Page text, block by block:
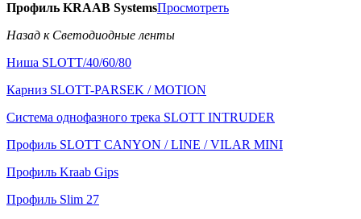
Профиль KRAAB SystemsПросмотреть
Назад к Светодиодные ленты
Ниша SLOTT/40/60/80
Карниз SLOTT-PARSEK / MOTION
Система однофазного трека SLOTT INTRUDER
Профиль SLOTT CANYON / LINE / VILAR MINI
Профиль Kraab Gips
Профиль Slim 27